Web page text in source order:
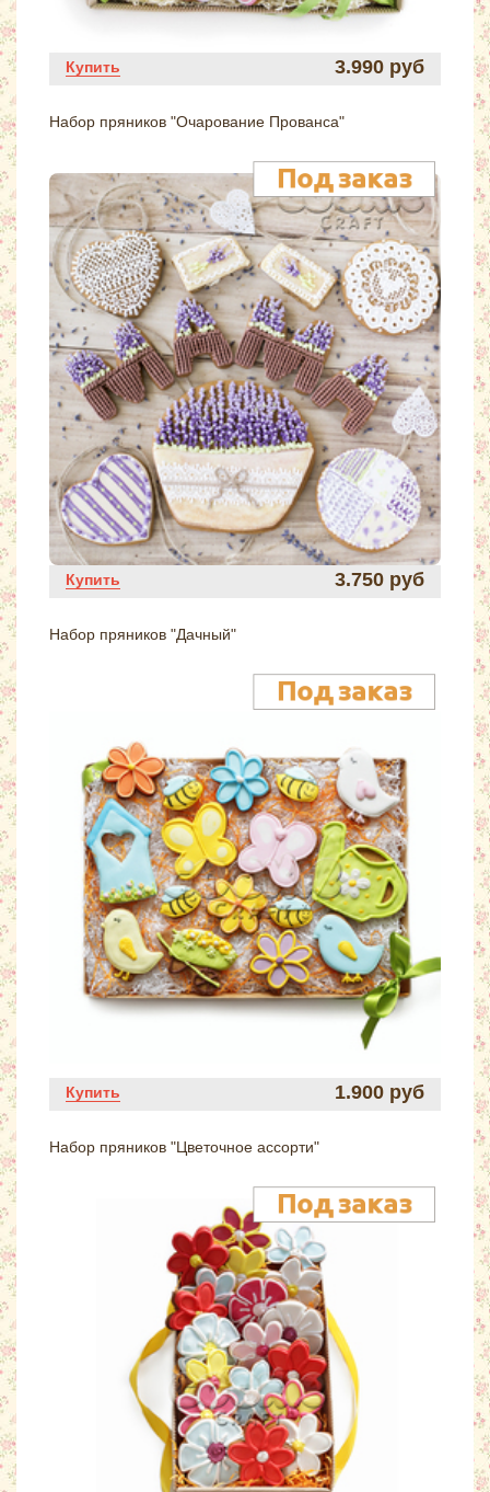
Купить 3.990 руб
Набор пряников "Очарование Прованса"
Купить 3.750 руб
Набор пряников "Дачный"
Купить 1.900 руб
Набор пряников "Цветочное ассорти"